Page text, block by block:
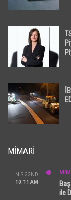
MIMARI
NIS 22ND
10:11 AM
ile